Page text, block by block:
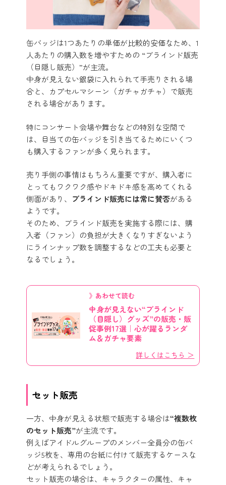
缶バッジは1つあたりの単価が比較的安価なため、1
人あたりの購入数を増やすための “ブラインド販売
（目隠し販売）”が主流。
中身が見えない銀袋に入れられて手売りされる場
合と、カプセルマシーン（ガチャガチャ）で販売
される場合があります。
特にコンサート会場や舞台などの特別な空間で
は、目当ての缶バッジを引き当てるためにいくつ
も購入するファンが多く見られます。
売り手側の事情はもちろん重要ですが、購入者に
とってもワクワク感やドキドキ感を高めてくれる
側面があり、 ブラインド販売には常に賛否がある
ようです。
そのため、ブラインド販売を実施する際には、購
入者（ファン）の負担が大きくなりすぎないよう
にラインナップ数を調整するなどの工夫も必要と
なるでしょう。
》あわせて読む
中身が見えない“ブラインド
（目隠し）グッズ”の販売・販
促事例17選｜心が躍るランダ
ム＆ガチャ要素
詳しくはこちら ＞
セット販売
一方、中身が見える状態で販売する場合は“複数枚
のセット販売”が主流です。
例えばアイドルグループのメンバー全員分の缶バ
ッジ5枚を、専用の台紙に付けて販売するケースな
どが考えられるでしょう。
セット販売の場合は、キャラクターの属性、キャ